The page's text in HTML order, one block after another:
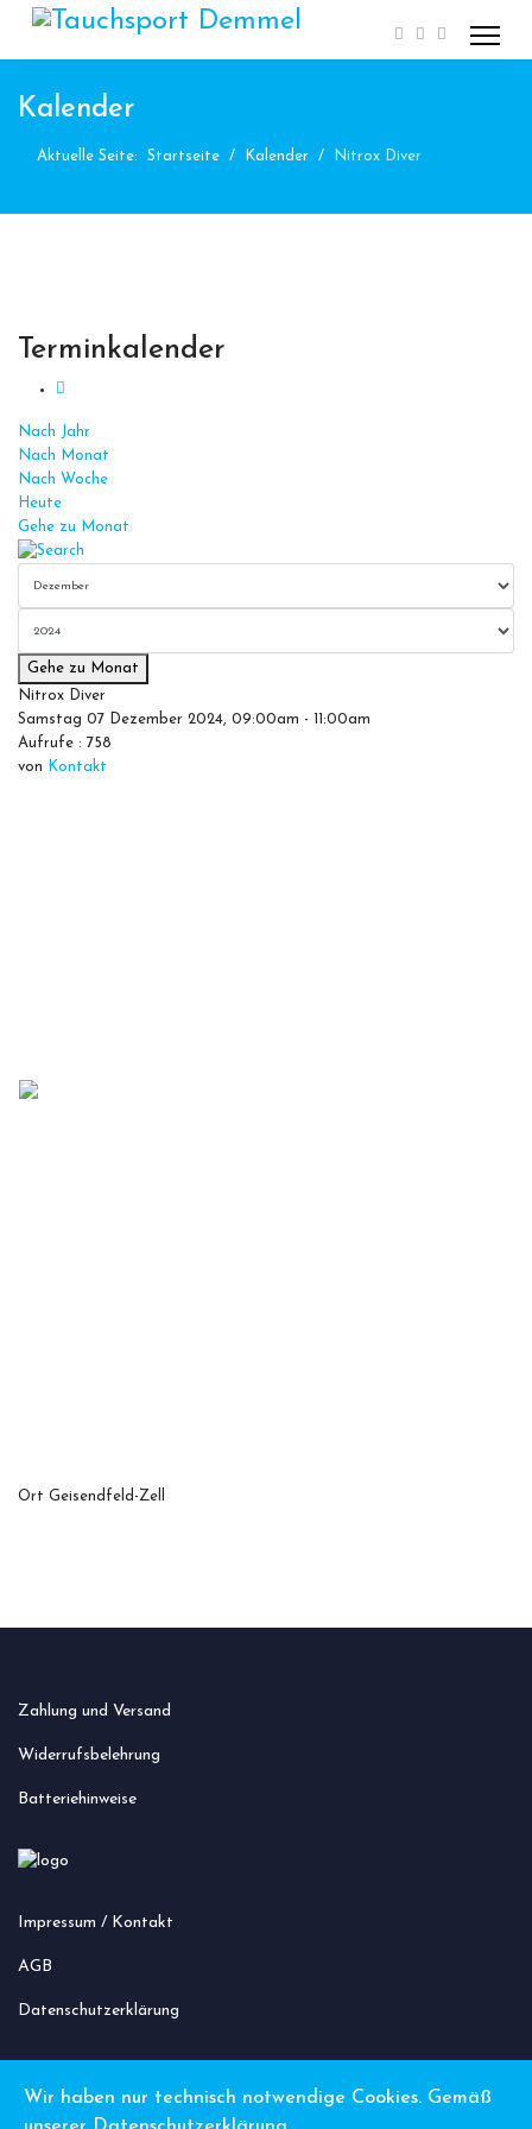
Kalender
Aktuelle Seite: Startseite Kalender Nitrox Diver
Terminkalender
Nach Jahr
Nach Monat
Nach Woche
Heute
Gehe zu Monat
Gehe zu Monat
Nitrox Diver
Samstag 07 Dezember 2024, 09:00am - 11:00am
Aufrufe : 758
von
Kontakt
Ort Geisendfeld-Zell
Zahlung und Versand
Widerrufsbelehrung
Batteriehinweise
Impressum / Kontakt
AGB
Datenschutzerklärung
Wir haben nur technisch notwendige Cookies. Gemäß